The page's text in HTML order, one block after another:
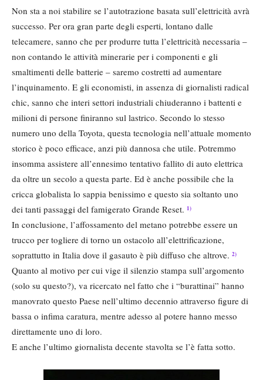
Non sta a noi stabilire se l’autotrazione basata sull’elettricità avrà
successo. Per ora gran parte degli esperti, lontano dalle
telecamere, sanno che per produrre tutta l’elettricità necessaria –
non contando le attività minerarie per i componenti e gli
smaltimenti delle batterie – saremo costretti ad aumentare
l’inquinamento. E gli economisti, in assenza di giornalisti radical
chic, sanno che interi settori industriali chiuderanno i battenti e
milioni di persone finiranno sul lastrico. Secondo lo stesso
numero uno della Toyota, questa tecnologia nell’attuale momento
storico è poco efficace, anzi più dannosa che utile. Potremmo
insomma assistere all’ennesimo tentativo fallito di auto elettrica
da oltre un secolo a questa parte. Ed è anche possibile che la
cricca globalista lo sappia benissimo e questo sia soltanto uno
dei tanti passaggi del famigerato Grande Reset. 1)
In conclusione, l’affossamento del metano potrebbe essere un
trucco per togliere di torno un ostacolo all’elettrificazione,
soprattutto in Italia dove il gasauto è più diffuso che altrove. 2)
Quanto al motivo per cui vige il silenzio stampa sull’argomento
(solo su questo?), va ricercato nel fatto che i “burattinai” hanno
manovrato questo Paese nell’ultimo decennio attraverso figure di
bassa o infima caratura, mentre adesso al potere hanno messo
direttamente uno di loro.
E anche l’ultimo giornalista decente stavolta se l’è fatta sotto.